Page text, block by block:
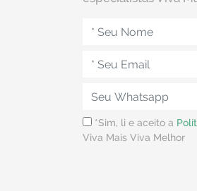
*Sim, li e aceito a
Viva Mais Viva Melhor